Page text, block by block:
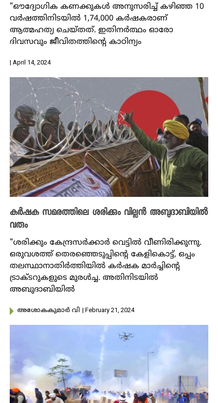
"ഔദ്യോഗിക കണക്കുകൾ അനുസരിച്ച് കഴിഞ്ഞ 10
വർഷത്തിനിടയിൽ 1,74,000 കർഷകരാണ്
ആത്മഹത്യ ചെയ്തത്. ഇതിനർത്ഥം ഓരോ
ദിവസവും ജീവിതത്തിന്റെ കാഠിന്യം
| April 14, 2024
കർഷക സമരത്തിലെ ശരിക്കും വില്ലൻ അബുദാബിയിൽ
വരും
"ശരിക്കും കേന്ദ്രസർക്കാർ വെട്ടിൽ വീണിരിക്കുന്നു.
ഒരുവശത്ത് തെരഞ്ഞെടുപ്പിൻ്റെ കേളികൊട്ട്, ഒപ്പം
തലസ്ഥാനാതിർത്തിയിൽ കർഷക മാർച്ചിൻ്റെ
ട്രാക്ടറുകളുടെ മുരൾച്ച. അതിനിടയിൽ
അബുദാബിയിൽ
അശോകകുമാർ വി | February 21, 2024